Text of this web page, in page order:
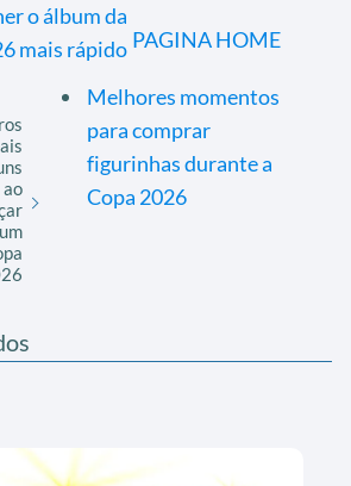
o álbum da
mais rápido
Melhores momentos
para comprar
figurinhas durante a
Copa 2026
PAGINA HOME
ao